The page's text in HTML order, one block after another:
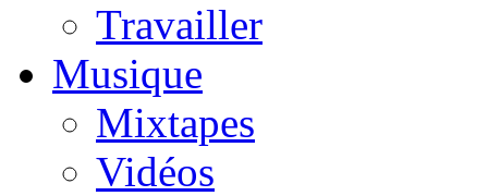
Travailler
Musique
Mixtapes
Vidéos